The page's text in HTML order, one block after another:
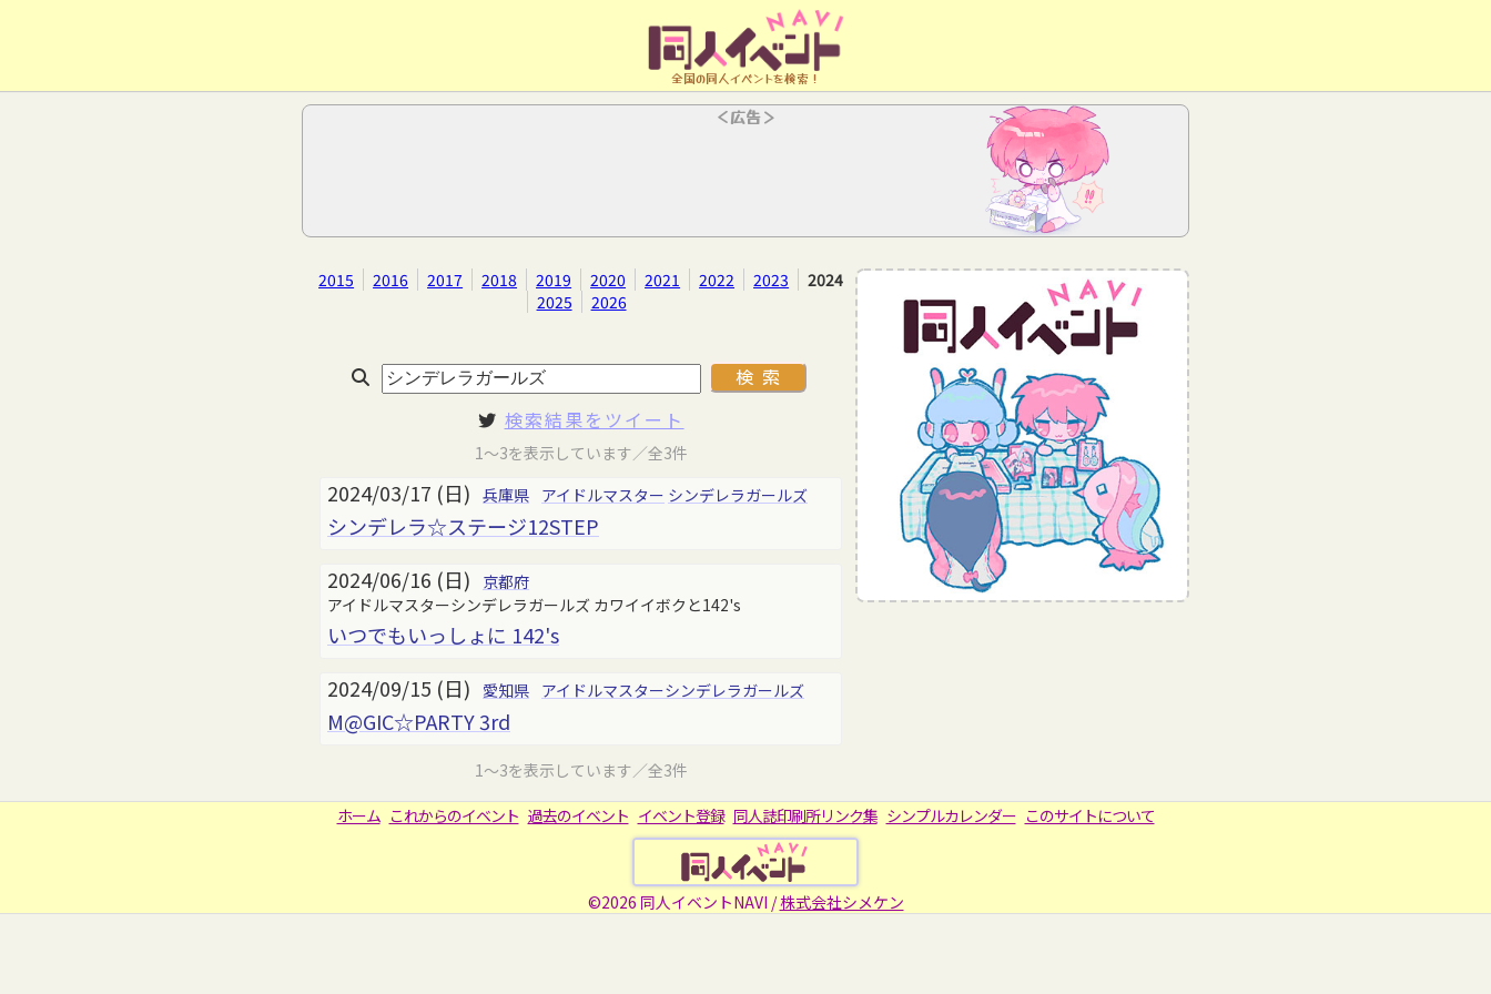
全国の同人イベントを検索！
＜広告＞
2015 2016 2017 2018 2019 2020 2021 2022 2023
2024
2025
2026
検索結果をツイート
1～3を表示しています／全3件
2024/03/17 (日) 兵庫県 アイドルマスター シンデレラガールズ
シンデレラ☆ステージ12STEP
2024/06/16 (日)
京都府
アイドルマスターシンデレラガールズ カワイイボクと142's
いつでもいっしょに 142's
2024/09/15 (日)
愛知県 アイドルマスターシンデレラガールズ
M@GIC☆PARTY 3rd
1～3を表示しています／全3件
ホーム これからのイベント 過去のイベント イベント登録 同人誌印刷所リンク集 シンプルカレンダー このサイトについて
©2026 同人イベントNAVI /株式会社シメケン